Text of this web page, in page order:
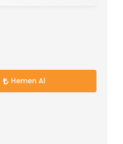
Hemen Al